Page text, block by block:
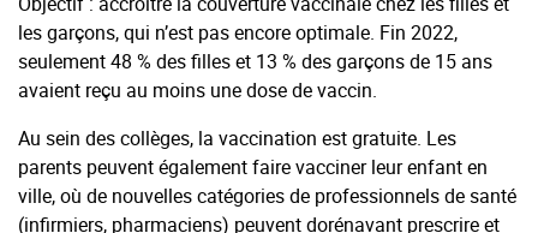
les garçons, qui n’est pas encore optimale. Fin 2022,
seulement 48 % des filles et 13 % des garçons de 15 ans
avaient reçu au moins une dose de vaccin.
Au sein des collèges, la vaccination est gratuite. Les
parents peuvent également faire vacciner leur enfant en
ville, où de nouvelles catégories de professionnels de santé
(infirmiers, pharmaciens) peuvent dorénavant prescrire et